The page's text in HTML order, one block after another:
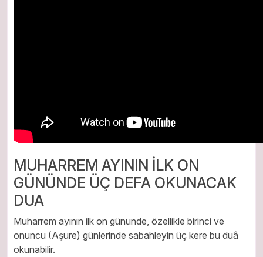
MUHARREM AYININ İLK ON
GÜNÜNDE ÜÇ DEFA OKUNACAK
DUA
Muharrem ayının ilk on gününde, özellikle birinci ve
onuncu (Aşure) günlerinde sabahleyin üç kere bu duâ
okunabilir.